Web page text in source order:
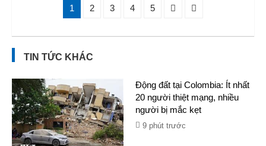
1 2 3 4 5
TIN TỨC KHÁC
Động đất tại Colombia: Ít nhất
20 người thiệt mạng, nhiều
người bị mắc kẹt
9 phút trước